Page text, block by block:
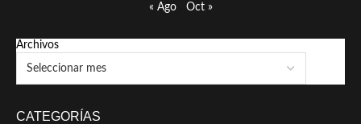
« Ago Oct »
Archivos
CATEGORÍAS